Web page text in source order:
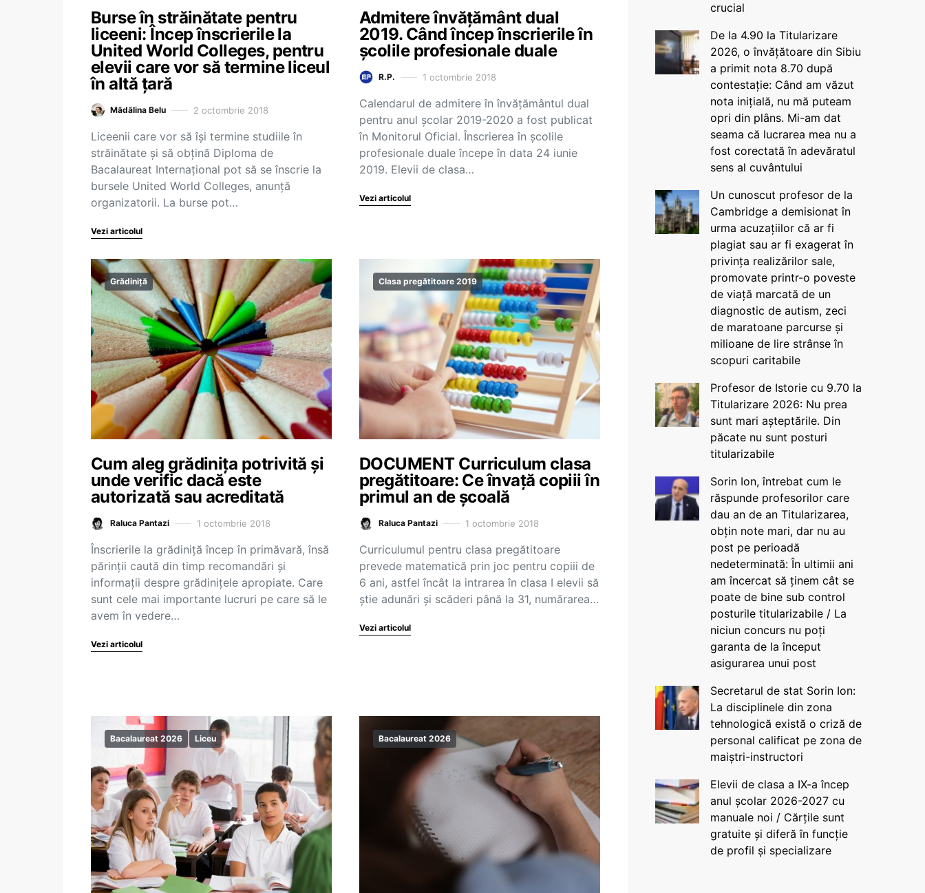
Burse în străinătate pentru
liceeni: Încep înscrierile la
United World Colleges, pentru
elevii care vor să termine liceul
în altă țară
Mădălina Belu 2 octombrie 2018
Liceenii care vor să își termine studiile în
străinătate și să obțină Diploma de
Bacalaureat Internațional pot să se înscrie la
bursele United World Colleges, anunță
organizatorii. La burse pot…
Vezi articolul
Admitere învățământ dual
2019. Când încep înscrierile în
școlile profesionale duale
R.P. 1 octombrie 2018
Calendarul de admitere în învățământul dual
pentru anul școlar 2019-2020 a fost publicat
în Monitorul Oficial. Înscrierea în școlile
profesionale duale începe în data 24 iunie
2019. Elevii de clasa…
Vezi articolul
Grădiniță
Cum aleg grădinița potrivită și
unde verific dacă este
autorizată sau acreditată
Raluca Pantazi 1 octombrie 2018
Înscrierile la grădiniță încep în primăvară, însă
părinții caută din timp recomandări și
informații despre grădinițele apropiate. Care
sunt cele mai importante lucruri pe care să le
avem în vedere…
Vezi articolul
Clasa pregătitoare 2019
DOCUMENT Curriculum clasa
pregătitoare: Ce învață copiii în
primul an de școală
Raluca Pantazi 1 octombrie 2018
Curriculumul pentru clasa pregătitoare
prevede matematică prin joc pentru copiii de
6 ani, astfel încât la intrarea în clasa I elevii să
știe adunări și scăderi până la 31, numărarea…
Vezi articolul
Bacalaureat 2026 Liceu Bacalaureat 2026
crucial
De la 4.90 la Titularizare
2026, o învățătoare din Sibiu
a primit nota 8.70 după
contestație: Când am văzut
nota inițială, nu mă puteam
opri din plâns. Mi-am dat
seama că lucrarea mea nu a
fost corectată în adevăratul
sens al cuvântului
Un cunoscut profesor de la
Cambridge a demisionat în
urma acuzațiilor că ar fi
plagiat sau ar fi exagerat în
privința realizărilor sale,
promovate printr-o poveste
de viață marcată de un
diagnostic de autism, zeci
de maratoane parcurse și
milioane de lire strânse în
scopuri caritabile
Profesor de Istorie cu 9.70 la
Titularizare 2026: Nu prea
sunt mari așteptările. Din
păcate nu sunt posturi
titularizabile
Sorin Ion, întrebat cum le
răspunde profesorilor care
dau an de an Titularizarea,
obțin note mari, dar nu au
post pe perioadă
nedeterminată: În ultimii ani
am încercat să ținem cât se
poate de bine sub control
posturile titularizabile / La
niciun concurs nu poți
garanta de la început
asigurarea unui post
Secretarul de stat Sorin Ion:
La disciplinele din zona
tehnologică există o criză de
personal calificat pe zona de
maiștri-instructori
Elevii de clasa a IX-a încep
anul școlar 2026-2027 cu
manuale noi / Cărțile sunt
gratuite și diferă în funcție
de profil și specializare